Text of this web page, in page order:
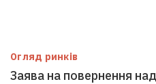
Огляд ринків
Заява на повернення